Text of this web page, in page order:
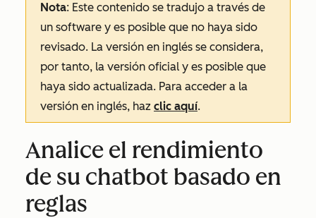
Nota: Este contenido se tradujo a través de
un software y es posible que no haya sido
revisado. La versión en inglés se considera,
por tanto, la versión oficial y es posible que
haya sido actualizada. Para acceder a la
versión en inglés, haz clic aquí.
Analice el rendimiento
de su chatbot basado en
reglas